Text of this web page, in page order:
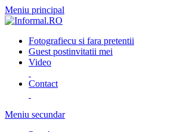
Meniu principal
Fotografiecu si fara pretentii
Guest postinvitatii mei
Video
Contact
Meniu secundar